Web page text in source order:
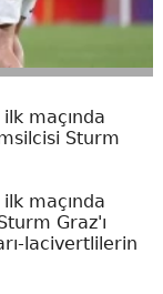
maçında
Sturm
maçında
Graz'ı
lacivertlilerin